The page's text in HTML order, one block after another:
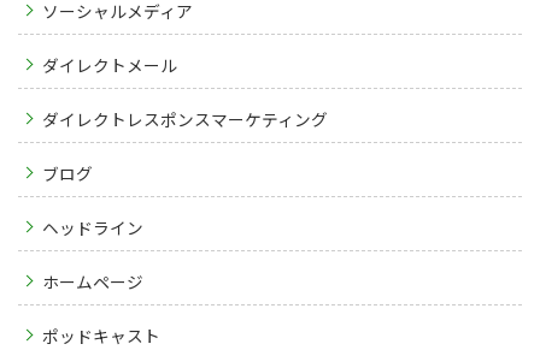
ソーシャルメディア
ダイレクトメール
ダイレクトレスポンスマーケティング
ブログ
ヘッドライン
ホームページ
ポッドキャスト